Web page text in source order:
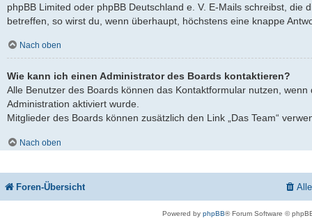
phpBB Limited oder phpBB Deutschland e. V. E-Mails schreibst, die
betreffen, so wirst du, wenn überhaupt, höchstens eine knappe
Nach oben
Wie kann ich einen Administrator des Boards kontaktieren?
Alle Benutzer des Boards können das Kontaktformular nutzen,
Administration aktiviert wurde.
Mitglieder des Boards können zusätzlich den Link „Das Team“
Nach oben
Foren-Übersicht
Powered byphpBB® Forum Software ©